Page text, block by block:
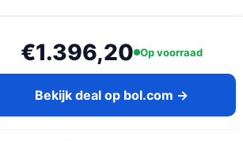
€1.396,20 Op voorraad
Bekijk deal op bol.com →